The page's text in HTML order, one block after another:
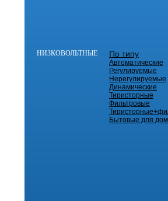
НИЗКОВОЛЬТНЫЕ По типу
Автоматические
Регулируемые
Нерегулируемые
Динамические
Тиристорные
Фильтровые
Бытовые для